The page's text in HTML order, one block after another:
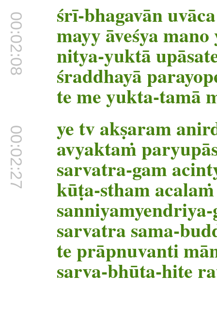
00:02:08 śrī-bhagavān uvāca
mayy āveśya mano
nitya-yuktā
śraddhayā
te me yukta-tamā
00:02:27 ye tv akṣaram
avyaktaṁ
sarvatra-gam
kūṭa-stham
sarvatra sama-
te prāpnuvanti
sarva-bhūta-hite